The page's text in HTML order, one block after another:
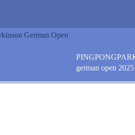
german open 2025